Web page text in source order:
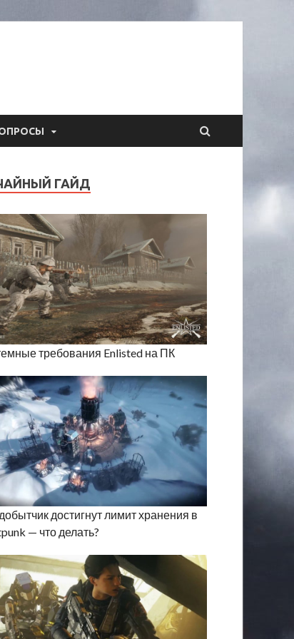
ГАЙД
требования Enlisted на ПК
достигнут лимит хранения в
— что делать?